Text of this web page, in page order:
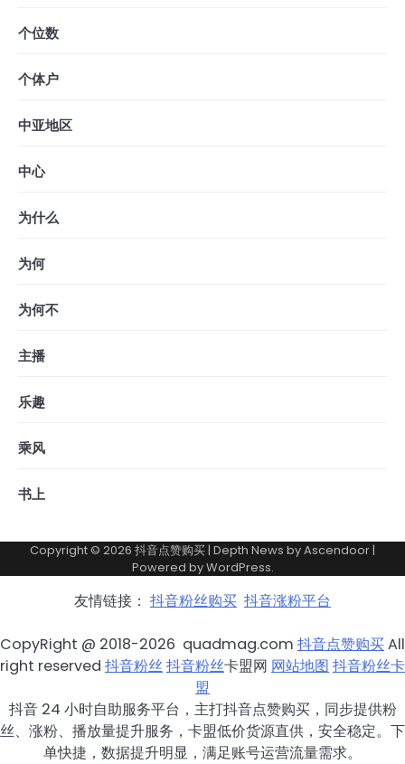
个位数
个体户
中亚地区
中心
为什么
为何
为何不
主播
乐趣
乘风
书上
Copyright © 2026 抖音点赞购买| Depth News byAscendoor|
Powered byWordPress.
友情链接： 抖音粉丝购买 抖音涨粉平台
CopyRight @ 2018-2026 quadmag.com 抖音点赞购买All
right reserved 抖音粉丝抖音粉丝卡盟网 网站地图 抖音粉丝卡
盟
抖音 24 小时自助服务平台，主打抖音点赞购买，同步提供粉
丝、涨粉、播放量提升服务，卡盟低价货源直供，安全稳定。下
单快捷，数据提升明显，满足账号运营流量需求。